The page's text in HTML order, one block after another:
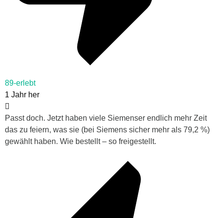
89-erlebt
1 Jahr her
Passt doch. Jetzt haben viele Siemenser endlich mehr Zeit
das zu feiern, was sie (bei Siemens sicher mehr als 79,2 %)
gewählt haben. Wie bestellt – so freigestellt.